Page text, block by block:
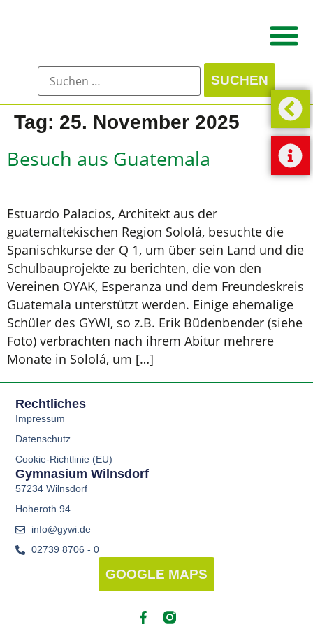
Tag: 25. November 2025
Besuch aus Guatemala
Estuardo Palacios, Architekt aus der
guatemaltekischen Region Sololá, besuchte die
Spanischkurse der Q 1, um über sein Land und die
Schulbauprojekte zu berichten, die von den
Vereinen OYAK, Esperanza und dem Freundeskreis
Guatemala unterstützt werden. Einige ehemalige
Schüler des GYWI, so z.B. Erik Büdenbender (siehe
Foto) verbrachten nach ihrem Abitur mehrere
Monate in Sololá, um […]
Rechtliches
Impressum
Datenschutz
Cookie-Richtlinie (EU)
Gymnasium Wilnsdorf
57234 Wilnsdorf
Hoheroth 94
info@gywi.de
02739 8706 - 0
GOOGLE MAPS